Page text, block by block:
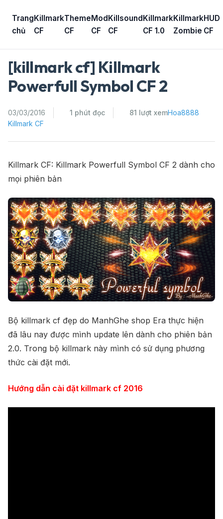
content
Trang
chủ
Killmark
CF
Theme
CF
Mod
CF
Killsound
CF
Killmark
CF 1.0
Killmark
Zombie
HUD
CF
[killmark cf] Killmark
Powerfull Symbol CF 2
03/03/2016 1 phút đọc 81 lượt xemHoa8888
Killmark CF
Killmark CF: Killmark Powerfull Symbol CF 2 dành cho
mọi phiên bản
Bộ killmark cf đẹp do ManhGhe shop Era thực hiện
đã lâu nay được mình update lên dành cho phiên bản
2.0. Trong bộ killmark này mình có sử dụng phương
thức cài đặt mới.
Hướng dẫn cài đặt killmark cf 2016